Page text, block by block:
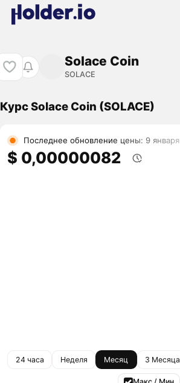
Solace Coin
SOLACE
Курс Solace Coin (SOLACE)
Последнее обновление цены: 9 января
$ 0,00000082
24 часа Неделя Месяц 3 Месяца